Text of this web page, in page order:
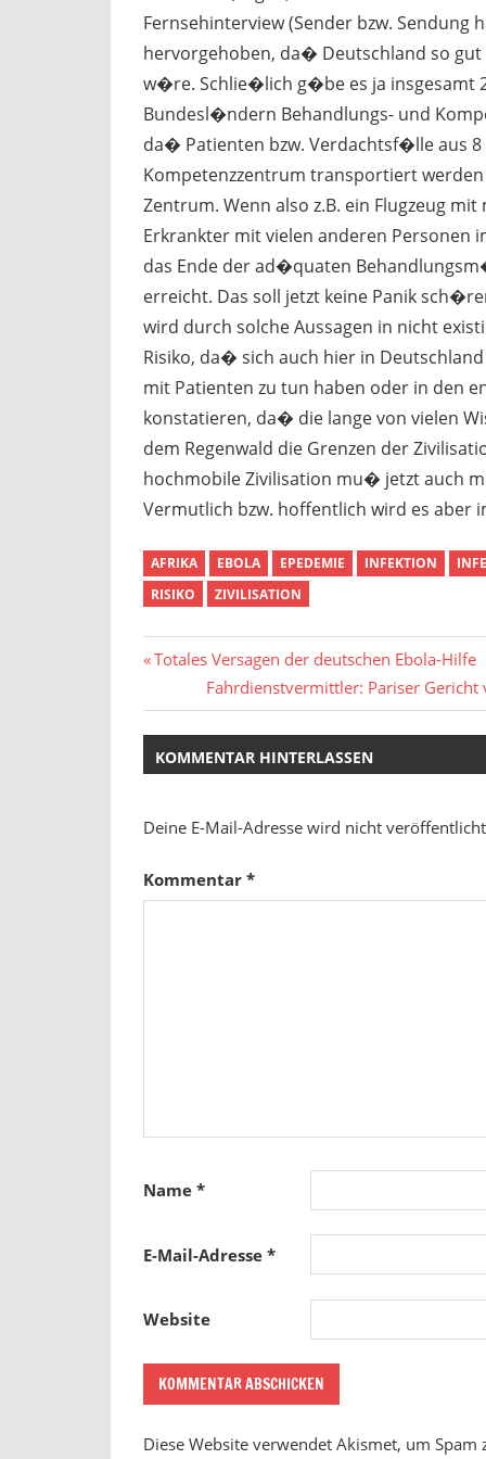
Fernsehinterview (Sender bzw.
hervorgehoben, da� Deutschland so
w�re. Schlie�lich g�be es ja insgesamt
Bundesl�ndern Behandlungs- und
da� Patienten bzw. Verdachtsf�lle aus
Kompetenzzentrum transportiert
Zentrum. Wenn also z.B. ein Flugzeug
Erkrankter mit vielen anderen Personen
das Ende der ad�quaten
erreicht. Das soll jetzt keine Panik
wird durch solche Aussagen in nicht
Risiko, da� sich auch hier in
mit Patienten zu tun haben oder in den
konstatieren, da� die lange von vielen
dem Regenwald die Grenzen der
hochmobile Zivilisation mu� jetzt auch
Vermutlich bzw. hoffentlich wird es aber
AFRIKA EBOLA EPEDEMIE INFEKTION
RISIKO
ZIVILISATION
Beitragsnavigation
Vorheriger
Beitrag:
Totales Versagen der deutschen Ebola-Hilfe
Nächster
Beitrag:
Fahrdienstvermittler: Pariser Gericht
KOMMENTAR HINTERLASSEN
Deine E-Mail-Adresse wird nicht
Kommentar *
Name *
E-Mail-Adresse *
Website
Diese Website verwendet Akismet, um